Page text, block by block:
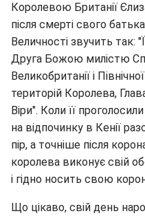
Королевою Британії
після смерті свого
Величності звучить так:
Друга Божою милістю
Великобританії і
територій Королева,
Віри". Коли її
на відпочинку в Кенії
пір, а точніше після
королева виконує свій
і гідно носить свою
Що цікаво, свій день